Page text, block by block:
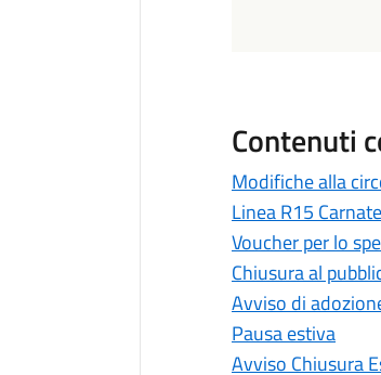
Contenuti
Modifiche alla
Linea R15
Voucher per lo
Chiusura al
Avviso di
Pausa estiva
Avviso Chiusura